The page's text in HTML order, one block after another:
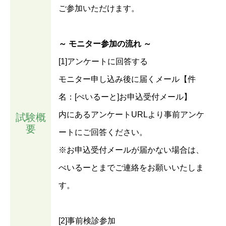
試験概
要
ご参加いただけます。
～ モニター参加の流れ ～
[1]アンケートに回答する
モニター申し込み後に届くメール【件
名：[ぺいるーと]お申込受付メール】
内にあるアンケートURLより事前アンケ
ートにご回答ください。
※お申込受付メールが届かない場合は、
ぺいるーとまでご連絡をお願いいたしま
す。
[2]事前検診参加